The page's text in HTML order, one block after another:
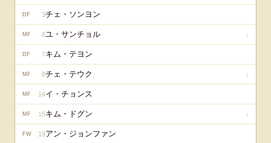
DF 3チェ・ソンヨン
MF 6ユ・サンチョル ↓
DF 7キム・テヨン
MF 8チェ・テウク ↓
MF 14イ・チョンス
MF 15キム・ドグン ↓
FW 19アン・ジョンファン